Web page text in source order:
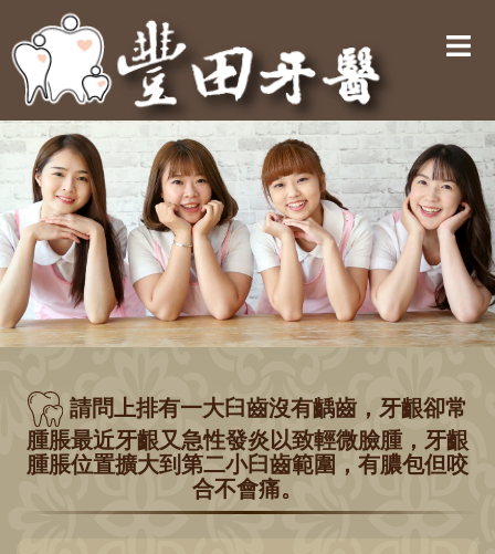
請問上排有一大臼齒沒有齲齒，牙齦卻常
腫脹最近牙齦又急性發炎以致輕微臉腫，牙齦
腫脹位置擴大到第二小臼齒範圍，有膿包但咬
合不會痛。